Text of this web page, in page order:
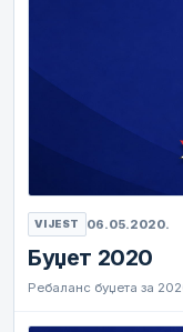
VIJEST 06.05.2020.
Буџет 2020
Ребаланс буџета за